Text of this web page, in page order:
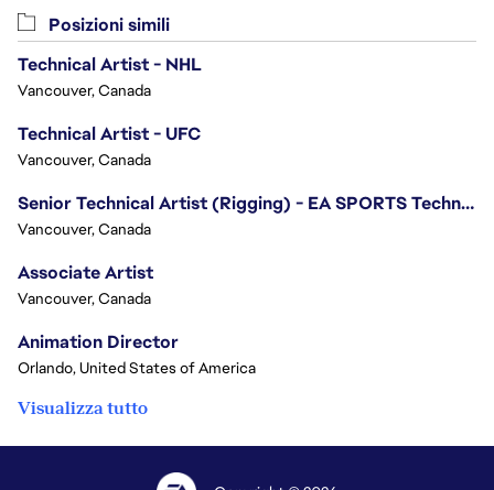
Posizioni simili
Technical Artist - NHL
Vancouver, Canada
Technical Artist - UFC
Vancouver, Canada
Senior Technical Artist (Rigging) - EA SPORTS Technology
Vancouver, Canada
Associate Artist
Vancouver, Canada
Animation Director
Orlando, United States of America
Visualizza tutto